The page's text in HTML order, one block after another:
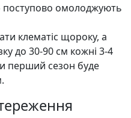
омолоджують
клематіс щороку, а
до 30-90 см кожні 3-4
перший сезон буде